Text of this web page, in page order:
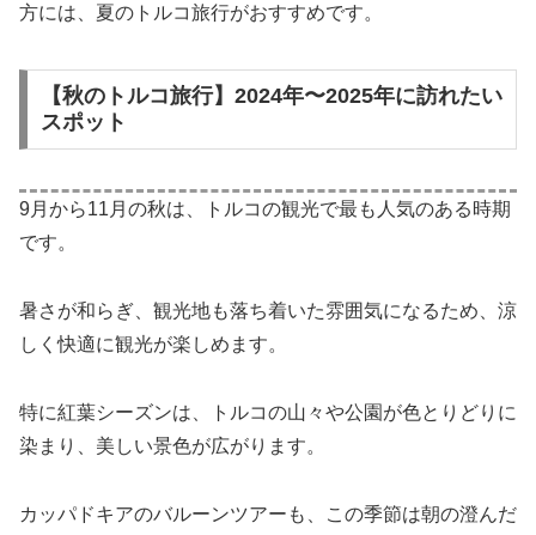
方には、夏のトルコ旅行がおすすめです。
【秋のトルコ旅行】2024年〜2025年に訪れたい
スポット
9月から11月の秋は、トルコの観光で最も人気のある時期
です。
暑さが和らぎ、観光地も落ち着いた雰囲気になるため、涼
しく快適に観光が楽しめます。
特に紅葉シーズンは、トルコの山々や公園が色とりどりに
染まり、美しい景色が広がります。
カッパドキアのバルーンツアーも、この季節は朝の澄んだ